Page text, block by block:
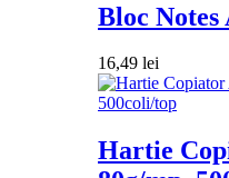
Bloc Notes
16,49 lei
Hartie